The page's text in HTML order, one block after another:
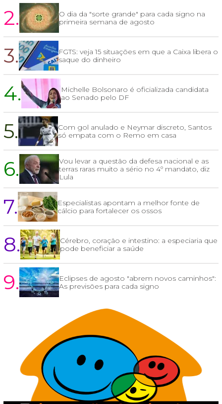
2.
O dia da "sorte grande" para cada signo na
primeira semana de agosto
3.
FGTS: veja 15 situações em que a Caixa libera o
saque do dinheiro
4.
Michelle Bolsonaro é oficializada candidata
ao Senado pelo DF
5.
Com gol anulado e Neymar discreto, Santos
só empata com o Remo em casa
6.
Vou levar a questão da defesa nacional e as
terras raras muito a sério no 4º mandato, diz
Lula
7.
Especialistas apontam a melhor fonte de
cálcio para fortalecer os ossos
8.
Cérebro, coração e intestino: a especiaria que
pode beneficiar a saúde
9.
Eclipses de agosto "abrem novos caminhos":
As previsões para cada signo